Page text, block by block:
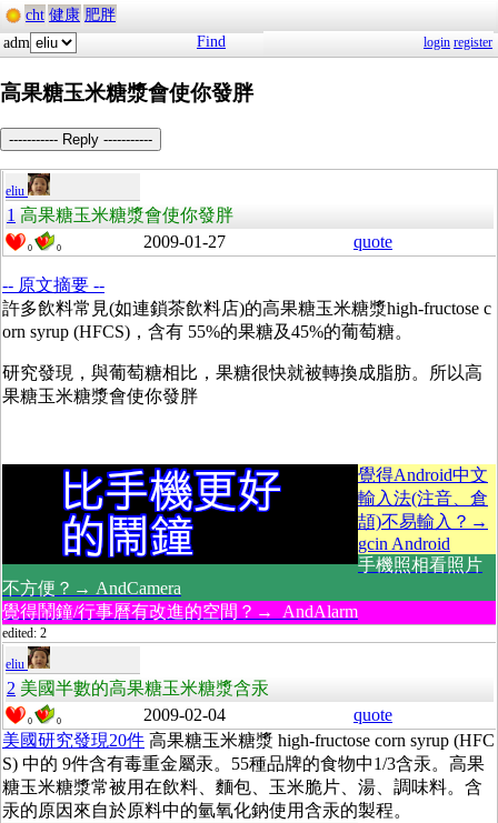
cht 健康 肥胖
adm
Find login register
高果糖玉米糖漿會使你發胖
----------- Reply -----------
eliu
1 高果糖玉米糖漿會使你發胖
0 0 2009-01-27 quote
-- 原文摘要 --
許多飲料常見(如連鎖茶飲料店)的高果糖玉米糖漿high-fructose c
orn syrup (HFCS)，含有 55%的果糖及45%的葡萄糖。
研究發現，與葡萄糖相比，果糖很快就被轉換成脂肪。所以高
果糖玉米糖漿會使你發胖
覺得Android中文
輸入法(注音、倉
頡)不易輸入？→
gcin Android
手機照相看照片
不方便？→ AndCamera
覺得鬧鐘/行事曆有改進的空間？→ AndAlarm
edited: 2
eliu
2 美國半數的高果糖玉米糖漿含汞
0 0 2009-02-04
quote
美國研究發現20件 高果糖玉米糖漿 high-fructose corn syrup (HFC
S) 中的 9件含有毒重金屬汞。55種品牌的食物中1/3含汞。高果
糖玉米糖漿常被用在飲料、麵包、玉米脆片、湯、調味料。含
汞的原因來自於原料中的氫氧化鈉使用含汞的製程。